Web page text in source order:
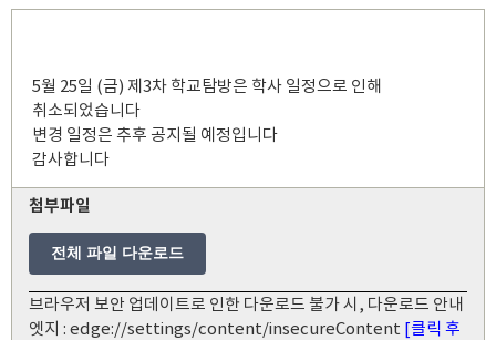
5월 25일 (금) 제3차 학교탐방은 학사 일정으로 인해
취소되었습니다
변경 일정은 추후 공지될 예정입니다
감사합니다
첨부파일
전체 파일 다운로드
브라우저 보안 업데이트로 인한 다운로드 불가 시, 다운로드 안내
엣지 : edge://settings/content/insecureContent [클릭 후